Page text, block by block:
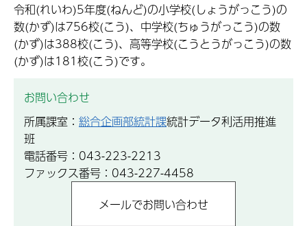
令和(れいわ)5年度(ねんど)の小学校(しょうがっこう)の
数(かず)は756校(こう)、中学校(ちゅうがっこう)の数
(かず)は388校(こう)、高等学校(こうとうがっこう)の数
(かず)は181校(こう)です。
お問い合わせ
所属課室： 総合企画部統計課統計データ利活用推進
班
電話番号：043-223-2213
ファックス番号：043-227-4458